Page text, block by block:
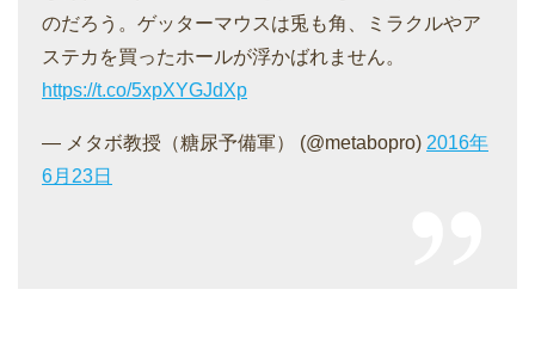
のだろう。ゲッターマウスは兎も角、ミラクルやア
ステカを買ったホールが浮かばれません。
https://t.co/5xpXYGJdXp
— メタボ教授（糖尿予備軍） (@metabopro) 2016年
6月23日